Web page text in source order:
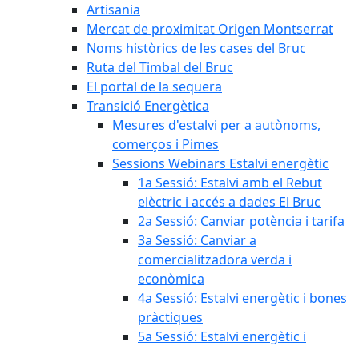
Artisania
Mercat de proximitat Origen Montserrat
Noms històrics de les cases del Bruc
Ruta del Timbal del Bruc
El portal de la sequera
Transició Energètica
Mesures d'estalvi per a autònoms,
comerços i Pimes
Sessions Webinars Estalvi energètic
1a Sessió: Estalvi amb el Rebut
elèctric i accés a dades El Bruc
2a Sessió: Canviar potència i tarifa
3a Sessió: Canviar a
comercialitzadora verda i
econòmica
4a Sessió: Estalvi energètic i bones
pràctiques
5a Sessió: Estalvi energètic i